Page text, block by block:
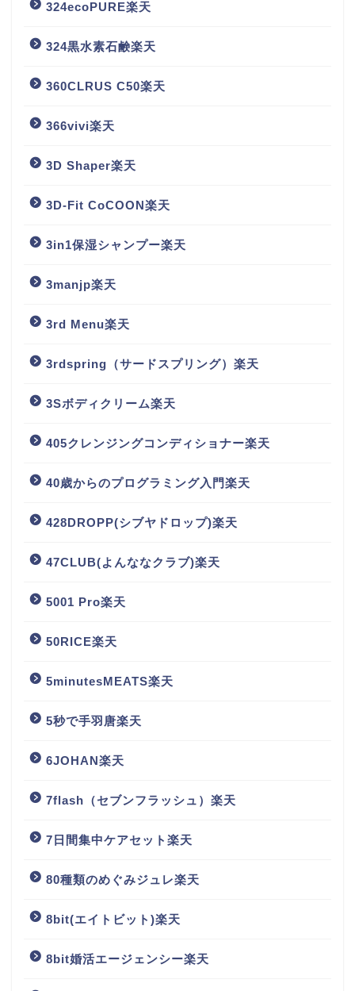
324ecoPURE楽天
324黒水素石鹸楽天
360CLRUS C50楽天
366vivi楽天
3D Shaper楽天
3D-Fit CoCOON楽天
3in1保湿シャンプー楽天
3manjp楽天
3rd Menu楽天
3rdspring（サードスプリング）楽天
3Sボディクリーム楽天
405クレンジングコンディショナー楽天
40歳からのプログラミング入門楽天
428DROPP(シブヤドロップ)楽天
47CLUB(よんななクラブ)楽天
5001 Pro楽天
50RICE楽天
5minutesMEATS楽天
5秒で手羽唐楽天
6JOHAN楽天
7flash（セブンフラッシュ）楽天
7日間集中ケアセット楽天
80種類のめぐみジュレ楽天
8bit(エイトビット)楽天
8bit婚活エージェンシー楽天